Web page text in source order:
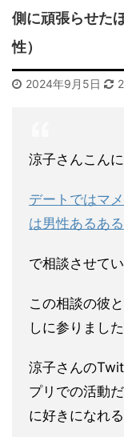
側に頑張らせた
性）
2024年9月5日
涼子さんこんに
デートではマ
は男性あるあ
で相談させて
この相談の彼
しに参りました
涼子さんの
プリでの活動
に好きになれ